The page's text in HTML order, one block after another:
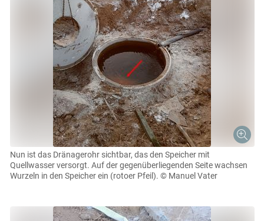
Nun ist das Dränagerohr sichtbar, das den Speicher mit
Quellwasser versorgt. Auf der gegenüberliegenden Seite wachsen
Wurzeln in den Speicher ein (rotoer Pfeil). © Manuel Vater